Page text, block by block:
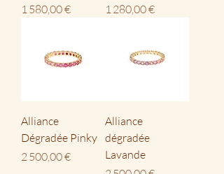
Prix
1 580,00 €
Prix
1 280,00 €
Alliance
Dégradée Pinky
Prix
2 500,00 €
Alliance
dégradée
Lavande